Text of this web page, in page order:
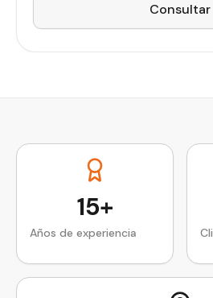
Consultar
15+
Años de experiencia